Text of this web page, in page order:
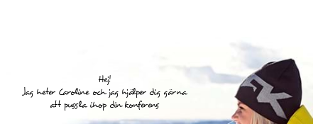
Hej!
Jag heter Caroline och jag hjälper dig gärna
att pussla ihop din konferens